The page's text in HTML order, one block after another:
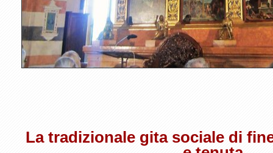
La tradizionale gita sociale di